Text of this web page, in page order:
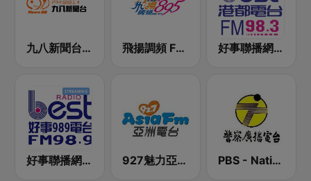
九八新聞台 News98 FM 98.1 飛揚調頻 FM 89.5 好事聯播網 港都983 Best Radio FM98.3
好事聯播網 Best Radio FM98.9 927魅力亞洲 Asia FM 亞洲電台 PBS - National Transportation